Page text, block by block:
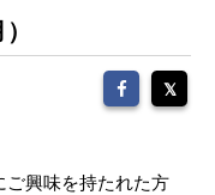
ご興味を持たれた方